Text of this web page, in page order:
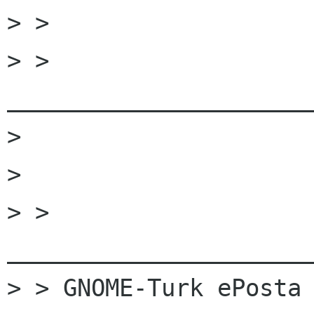
> >
> >
>
>
> >
> > GNOME-Turk